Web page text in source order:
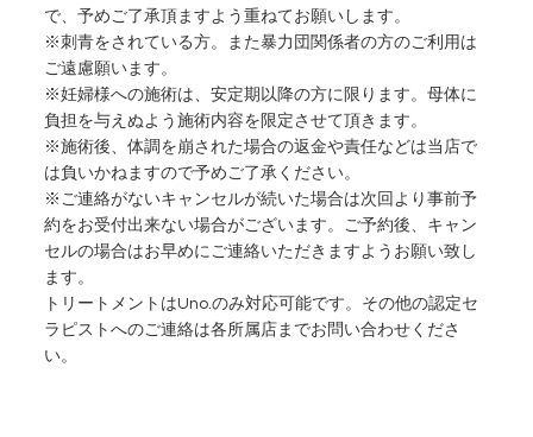
で、予めご了承頂ますよう重ねてお願いします。
※刺青をされている方。また暴力団関係者の方のご利用は
ご遠慮願います。
※妊婦様への施術は、安定期以降の方に限ります。母体に
負担を与えぬよう施術内容を限定させて頂きます。
※施術後、体調を崩された場合の返金や責任などは当店で
は負いかねますので予めご了承ください。
※ご連絡がないキャンセルが続いた場合は次回より事前予
約をお受付出来ない場合がございます。ご予約後、キャン
セルの場合はお早めにご連絡いただきますようお願い致し
ます。
トリートメントはUno.のみ対応可能です。その他の認定セ
ラピストへのご連絡は各所属店までお問い合わせくださ
い。